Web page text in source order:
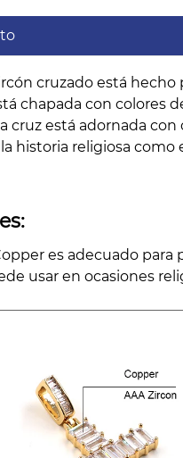
cruzado está
chapada con colores
cruz está adornada
historia religiosa como
es adecuado
usar en ocasiones